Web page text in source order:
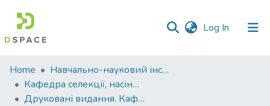
Log In (current)
Communities
&
Collections
Home
Навчально-науковий інститут агротехнологій, селекції та екології
Кафедра селекції, насінництва і генетики
Друковані видання. Кафедра селекції, насінництва і генетики